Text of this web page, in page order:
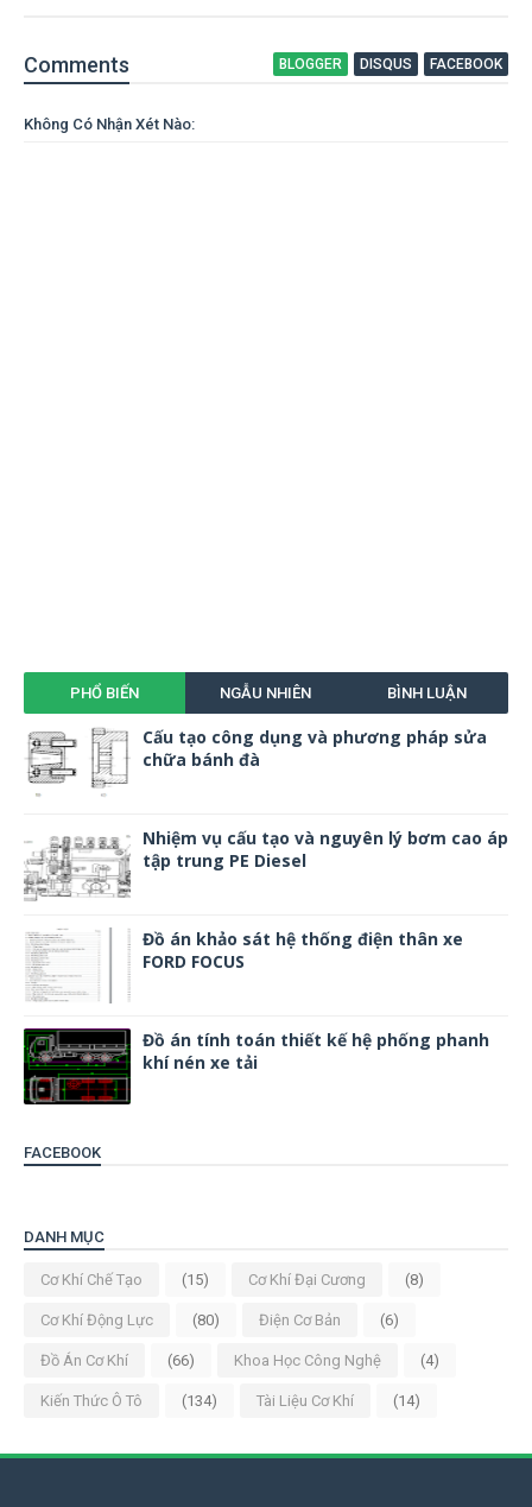
Comments BLOGGER DISQUS FACEBOOK
Không Có Nhận Xét Nào:
PHỔ BIẾN NGẪU NHIÊN BÌNH LUẬN
Cấu tạo công dụng và phương pháp sửa
chữa bánh đà
Nhiệm vụ cấu tạo và nguyên lý bơm cao áp
tập trung PE Diesel
Đồ án khảo sát hệ thống điện thân xe
FORD FOCUS
Đồ án tính toán thiết kế hệ phống phanh
khí nén xe tải
FACEBOOK
DANH MỤC
Cơ Khí Chế Tạo (15) Cơ Khí Đại Cương (8)
Cơ Khí Động Lực (80) Điện Cơ Bản (6)
Đồ Án Cơ Khí (66) Khoa Học Công Nghệ (4)
Kiến Thức Ô Tô (134) Tài Liệu Cơ Khí (14)